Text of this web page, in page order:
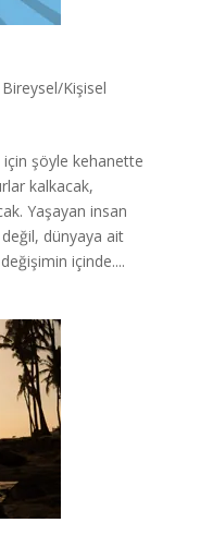
Bireysel/Kişisel
için şöyle kehanette
kalkacak,
Yaşayan insan
dünyaya ait
içinde....